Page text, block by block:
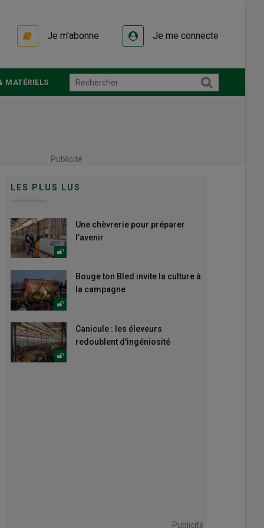
Je m'abonne Je me connecte
MATÉRIELS
Publicité
LES PLUS LUS
Une chèvrerie pour préparer
l’avenir
Bouge ton Bled invite la culture à
la campagne
Canicule : les éleveurs
redoublent d'ingéniosité
Publicité